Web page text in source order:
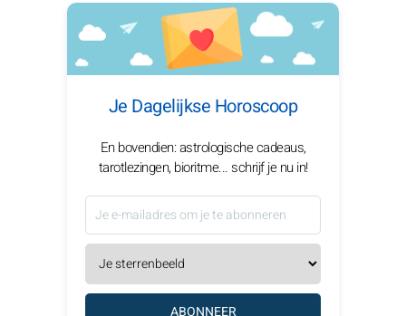
Je Dagelijkse Horoscoop
En bovendien: astrologische cadeaus,
tarotlezingen, bioritme... schrijf je nu in!
ABONNEER